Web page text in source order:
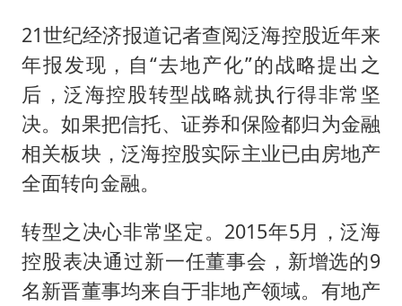
泰国一女公务员妆容引争议 本人回应
宇树科技发行价格150.80元/股
把党建设得更加坚强有力
奋进开新局 实干挑大梁
21世纪经济报道记者查阅泛海控股近年来
年报发现，自“去地产化”的战略提出之
后，泛海控股转型战略就执行得非常坚
决。如果把信托、证券和保险都归为金融
相关板块，泛海控股实际主业已由房地产
全面转向金融。
转型之决心非常坚定。2015年5月，泛海
控股表决通过新一任董事会，新增选的9
名新晋董事均来自于非地产领域。有地产